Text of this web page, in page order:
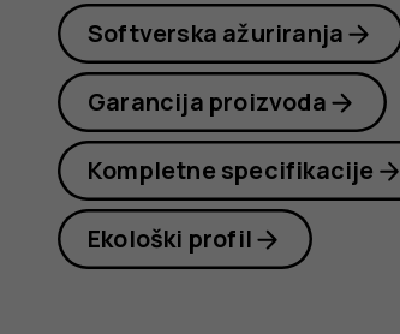
Softverska ažuriranja
Garancija proizvoda
Kompletne specifikacije
Ekološki profil